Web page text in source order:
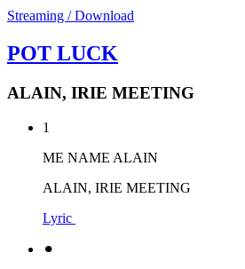
Streaming / Download
POT LUCK
ALAIN, IRIE MEETING
1
ME NAME ALAIN
ALAIN, IRIE MEETING
Lyric
⚫︎